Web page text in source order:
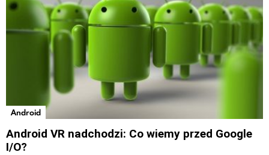
Android
Android VR nadchodzi: Co wiemy przed Google
I/O?